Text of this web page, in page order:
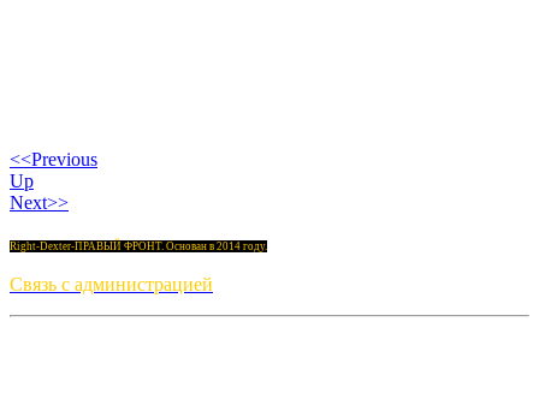
<<Previous
Up
Next>>
Right-Dexter-ПРАВЫЙ ФРОНТ. Основан в 2014 году.
Связь с администрацией